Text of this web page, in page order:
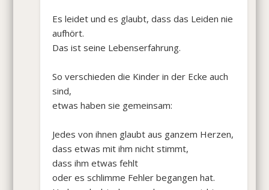
Es leidet und es glaubt, dass das Leiden nie
aufhört.
Das ist seine Lebenserfahrung.
So verschieden die Kinder in der Ecke auch
sind,
etwas haben sie gemeinsam:
Jedes von ihnen glaubt aus ganzem Herzen,
dass etwas mit ihm nicht stimmt,
dass ihm etwas fehlt
oder es schlimme Fehler begangen hat.